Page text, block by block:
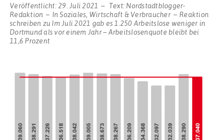
Veröffentlicht:29. Juli 2021 Text: Nordstadtblogger-
Redaktion
InSoziales, Wirtschaft & Verbraucher
Reaktion
schreiben zu Im Juli 2021 gab es 1.250 Arbeitslose weniger in
Dortmund als vor einem Jahr – Arbeitslosenquote bleibt bei
11,6 Prozent